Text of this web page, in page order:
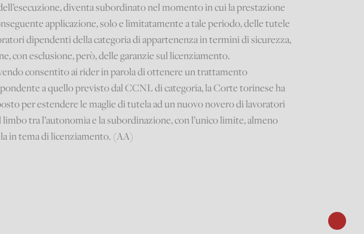
diventa subordinato nel momento in cui la prestazione
applicazione, solo e limitatamente a tale periodo, delle tutele
dipendenti della categoria di appartenenza in termini di sicurezza,
con esclusione, però, delle garanzie sul licenziamento.
consentito ai rider in parola di ottenere un trattamento
a quello previsto dal CCNL di categoria, la Corte torinese ha
per estendere le maglie di tutela ad un nuovo novero di lavoratori
tra l’autonomia e la subordinazione, con l’unico limite, almeno
in tema di licenziamento. (AA)